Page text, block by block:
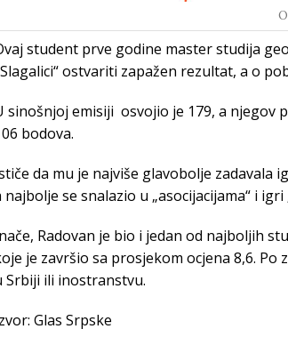
student prve godine master studija
ostvariti zapažen rezultat, a o
sinošnjoj emisiji osvojio je 179, a njegov
bodova.
da mu je najviše glavobolje zadavala
najbolje se snalazio u „asocijacijama“ i igri
Radovan je bio i jedan od najboljih
je završio sa prosjekom ocjena 8,6.
Srbiji ili inostranstvu.
Glas Srpske